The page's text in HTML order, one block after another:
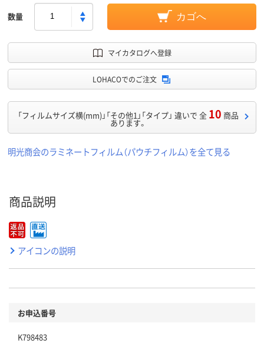
数量 カゴへ
マイカタログへ登録
LOHACOでのご注文
「フィルムサイズ横(mm)」「その他1」「タイプ」 違いで 全 10 商品
あります。
明光商会のラミネートフィルム（パウチフィルム）を全て見る
商品説明
アイコンの説明
お申込番号
K798483